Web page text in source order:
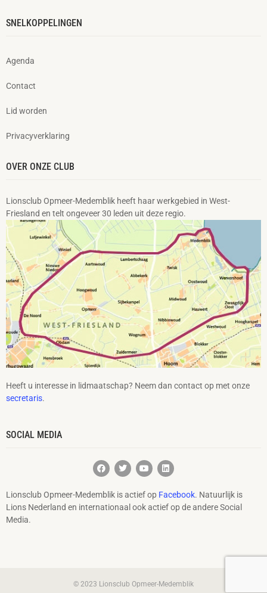
SNELKOPPELINGEN
Agenda
Contact
Lid worden
Privacyverklaring
OVER ONZE CLUB
Lionsclub Opmeer-Medemblik heeft haar werkgebied in West-
Friesland en telt ongeveer 30 leden uit deze regio.
Heeft u interesse in lidmaatschap? Neem dan contact op met onze
secretaris.
SOCIAL MEDIA
Lionsclub Opmeer-Medemblik is actief op Facebook. Natuurlijk is
Lions Nederland en internationaal ook actief op de andere Social
Media.
© 2023 Lionsclub Opmeer-Medemblik